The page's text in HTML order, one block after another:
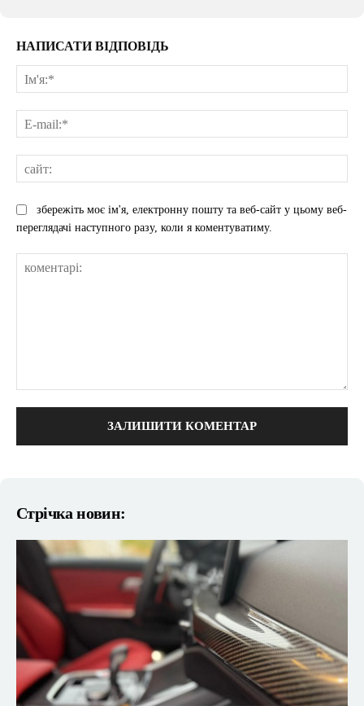
НАПИСАТИ ВІДПОВІДЬ
збережіть моє ім'я, електронну пошту та веб-сайт у цьому веб-
переглядачі наступного разу, коли я коментуватиму.
Стрічка новин: